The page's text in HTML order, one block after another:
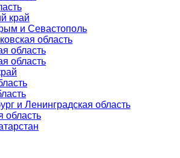
край
и Севастополь
область
область
область
и Ленинградская область
область